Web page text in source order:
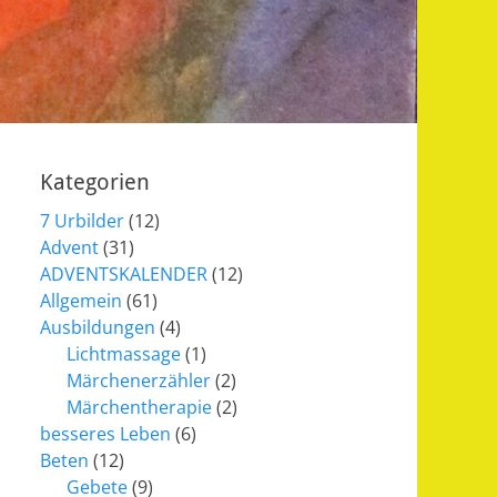
Kategorien
7 Urbilder(12)
Advent(31)
ADVENTSKALENDER(12)
Allgemein (61)
Ausbildungen (4)
Lichtmassage(1)
Märchenerzähler(2)
Märchentherapie(2)
besseres Leben (6)
Beten (12)
Gebete(9)